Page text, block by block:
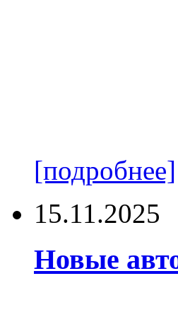
[подробнее]
15.11.2025
Новые